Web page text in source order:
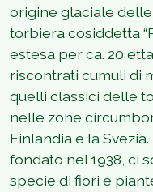
origine glaciale
torbiera cosiddetta
estesa per ca. 20
riscontrati cumuli di
quelli classici delle
nelle zone
Finlandia e la
fondato nel 1938, ci
specie di fiori e